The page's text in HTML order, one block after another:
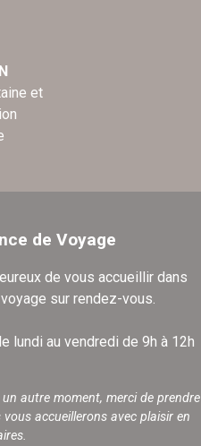
et
de Voyage
de vous accueillir dans
sur rendez-vous.
lundi au vendredi de 9h à 12h
autre moment, merci de prendre
accueillerons avec plaisir en